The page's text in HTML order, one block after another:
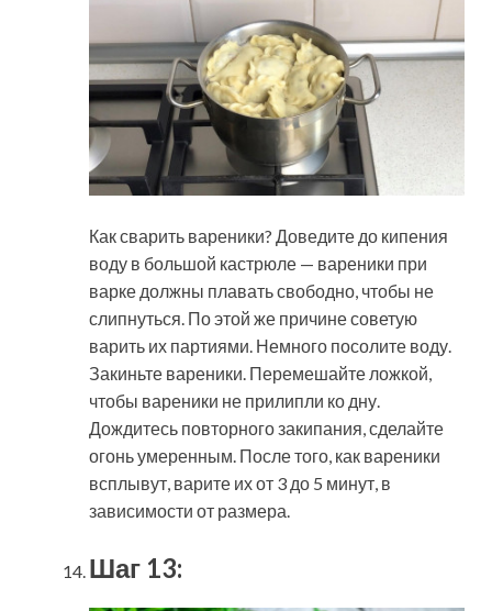
Как сварить вареники? Доведите до кипения
воду в большой кастрюле — вареники при
варке должны плавать свободно, чтобы не
слипнуться. По этой же причине советую
варить их партиями. Немного посолите воду.
Закиньте вареники. Перемешайте ложкой,
чтобы вареники не прилипли ко дну.
Дождитесь повторного закипания, сделайте
огонь умеренным. После того, как вареники
всплывут, варите их от 3 до 5 минут, в
зависимости от размера.
Шаг 13: